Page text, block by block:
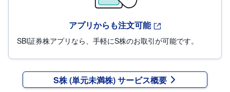
セ
キ
リ
ィ
ト
アプリからも注文可能
SBI証券株アプリなら、手軽にS株のお取引が可能です。
S株 (単元未満株) サービス概要